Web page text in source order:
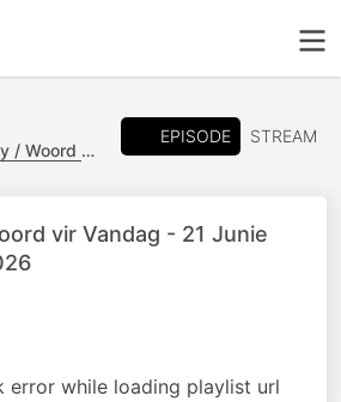
vir Vandag
EPISODE STREAM
vir Vandag - 21 Junie
error while loading playlist url